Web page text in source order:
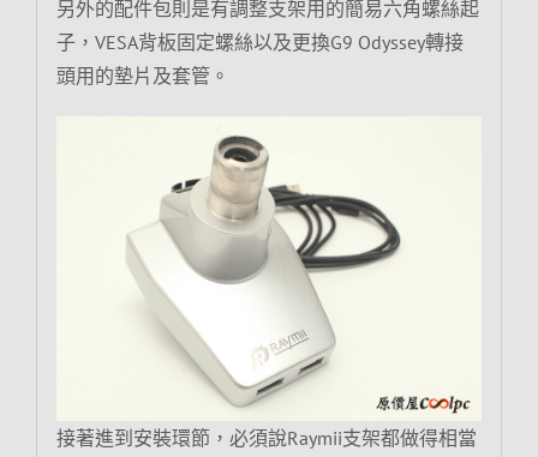
另外的配件包則是有調整支架用的簡易六角螺絲起
子，VESA背板固定螺絲以及更換G9 Odyssey轉接
頭用的墊片及套管。
接著進到安裝環節，必須說Raymii支架都做得相當